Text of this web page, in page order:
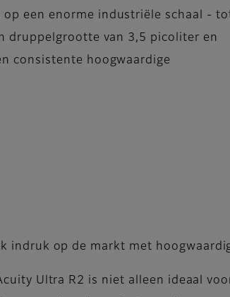
een enorme industriële schaal -
druppelgrootte van 3,5 picoliter en
consistente hoogwaardige
indruk op de markt met
Ultra R2 is niet alleen ideaal